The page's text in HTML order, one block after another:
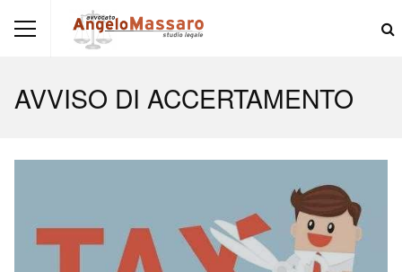
AVVISO DI ACCERTAMENTO